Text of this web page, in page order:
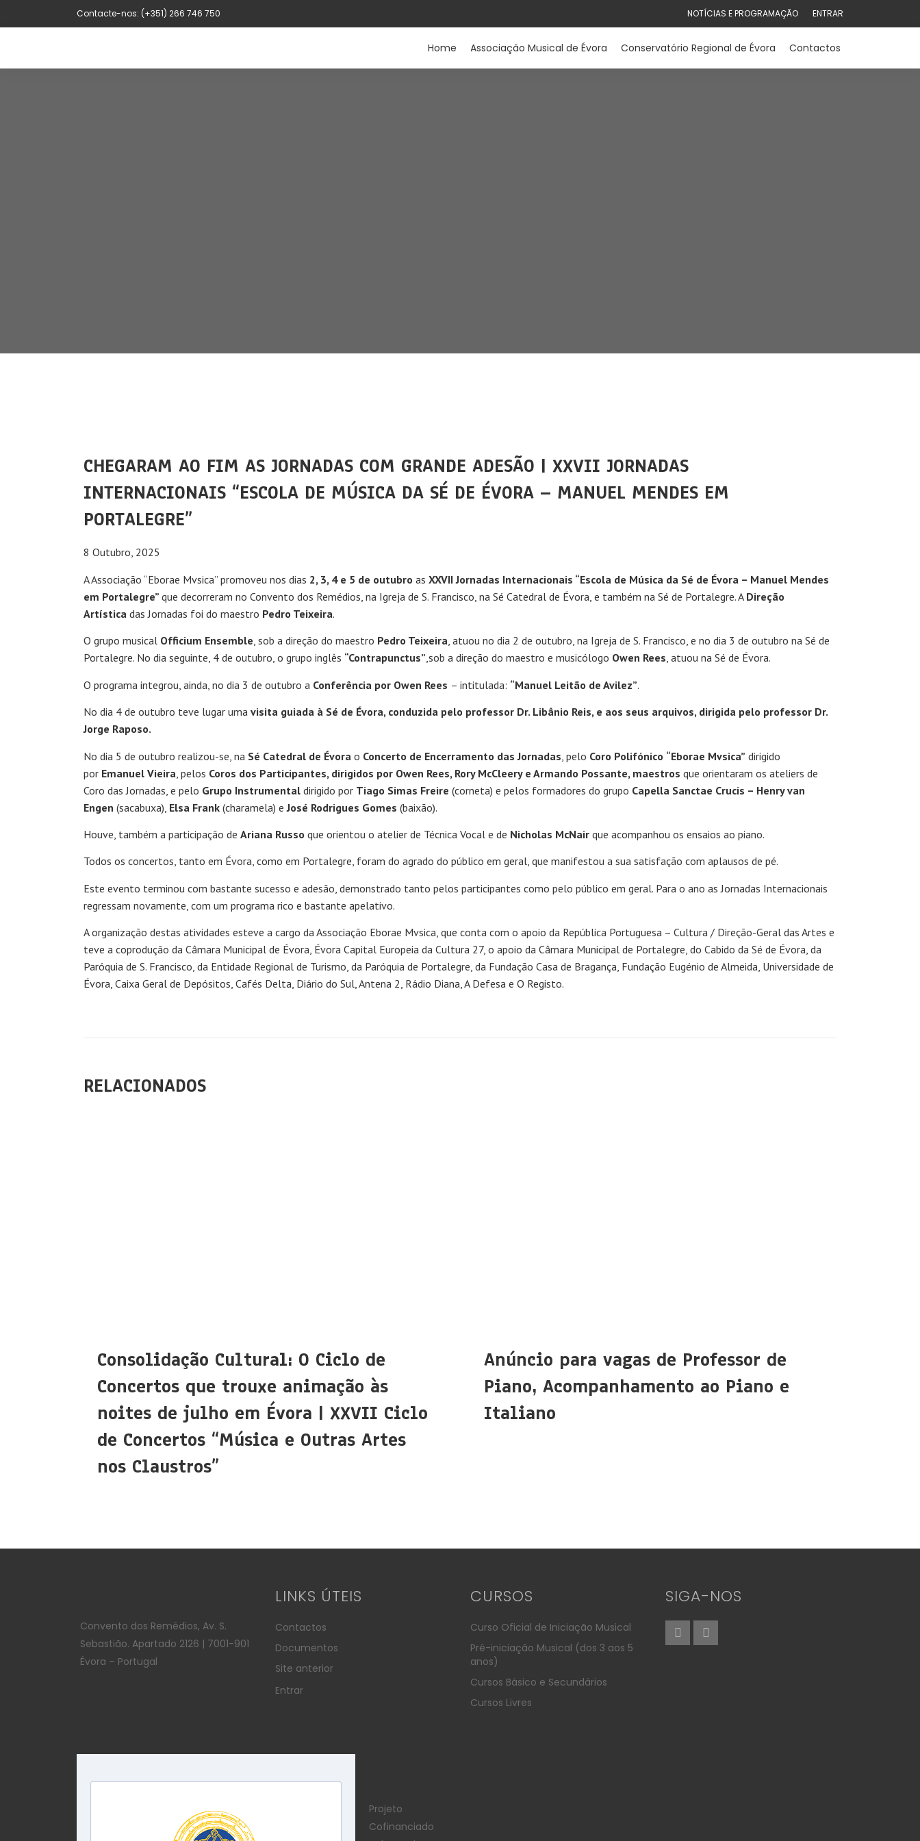
Contacte-nos: (+351) 266 746 750 NOTÍCIAS E PROGRAMAÇÃO ENTRAR
Home Associação Musical de Évora Conservatório Regional de Évora Contactos
CHEGARAM AO FIM AS JORNADAS COM GRANDE ADESÃO | XXVII JORNADAS
INTERNACIONAIS “ESCOLA DE MÚSICA DA SÉ DE ÉVORA – MANUEL MENDES EM
PORTALEGRE”
8 Outubro, 2025
A Associação “Eborae Mvsica” promoveu nos dias 2, 3, 4 e 5 de outubro as XXVII Jornadas Internacionais “Escola de Música da Sé de Évora – Manuel Mendes
em Portalegre” que decorreram no Convento dos Remédios, na Igreja de S. Francisco, na Sé Catedral de Évora, e também na Sé de Portalegre. A Direção
Artística das Jornadas foi do maestro Pedro Teixeira.
O grupo musical Officium Ensemble, sob a direção do maestro Pedro Teixeira, atuou no dia 2 de outubro, na Igreja de S. Francisco, e no dia 3 de outubro na Sé de
Portalegre. No dia seguinte, 4 de outubro, o grupo inglês “Contrapunctus”,sob a direção do maestro e musicólogo Owen Rees, atuou na Sé de Évora.
O programa integrou, ainda, no dia 3 de outubro a Conferência por Owen Rees – intitulada: “Manuel Leitão de Avilez”.
No dia 4 de outubro teve lugar uma visita guiada à Sé de Évora, conduzida pelo professor Dr. Libânio Reis, e aos seus arquivos, dirigida pelo professor Dr.
Jorge Raposo.
No dia 5 de outubro realizou-se, na Sé Catedral de Évora o Concerto de Encerramento das Jornadas , pelo Coro Polifónico “Eborae Mvsica” dirigido
por Emanuel Vieira , pelos Coros dos Participantes, dirigidos por Owen Rees, Rory McCleery e Armando Possante, maestros que orientaram os ateliers de
Coro das Jornadas, e pelo Grupo Instrumental dirigido por Tiago Simas Freire (corneta) e pelos formadores do grupo Capella Sanctae Crucis – Henry van
Engen (sacabuxa), Elsa Frank (charamela) eJosé Rodrigues Gomes (baixão).
Houve, também a participação de Ariana Russo que orientou o atelier de Técnica Vocal e de Nicholas McNair que acompanhou os ensaios ao piano.
Todos os concertos, tanto em Évora, como em Portalegre, foram do agrado do público em geral, que manifestou a sua satisfação com aplausos de pé.
Este evento terminou com bastante sucesso e adesão, demonstrado tanto pelos participantes como pelo público em geral. Para o ano as Jornadas Internacionais
regressam novamente, com um programa rico e bastante apelativo.
A organização destas atividades esteve a cargo da Associação Eborae Mvsica, que conta com o apoio da República Portuguesa – Cultura / Direção-Geral das Artes e
teve a coprodução da Câmara Municipal de Évora, Évora Capital Europeia da Cultura 27, o apoio da Câmara Municipal de Portalegre, do Cabido da Sé de Évora, da
Paróquia de S. Francisco, da Entidade Regional de Turismo, da Paróquia de Portalegre, da Fundação Casa de Bragança, Fundação Eugénio de Almeida, Universidade de
Évora, Caixa Geral de Depósitos, Cafés Delta, Diário do Sul, Antena 2, Rádio Diana, A Defesa e O Registo.
RELACIONADOS
Consolidação Cultural: O Ciclo de
Concertos que trouxe animação às
noites de julho em Évora | XXVII Ciclo
de Concertos “Música e Outras Artes
nos Claustros”
Anúncio para vagas de Professor de
Piano, Acompanhamento ao Piano e
Italiano
Convento dos Remédios, Av. S.
Sebastião. Apartado 2126 | 7001-901
Évora – Portugal
LINKS ÚTEIS
Contactos
Documentos
Site anterior
Entrar
CURSOS
Curso Oficial de Iniciação Musical
Pré-iniciação Musical (dos 3 aos 5
anos)
Cursos Básico e Secundários
Cursos Livres
SIGA-NOS
Projeto
Cofinanciado